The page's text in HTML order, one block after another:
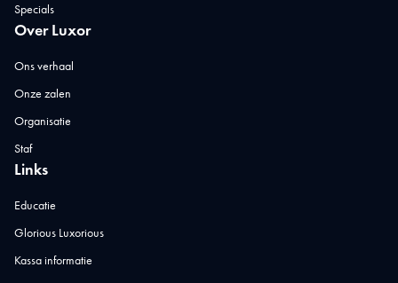
Specials
Over Luxor
Ons verhaal
Onze zalen
Organisatie
Staf
Links
Educatie
Glorious Luxorious
Kassa informatie